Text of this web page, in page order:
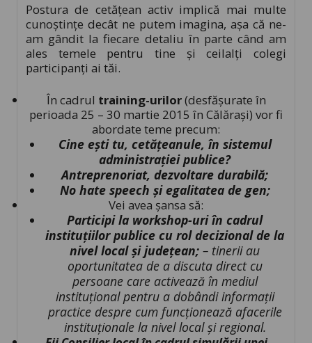
Postura de cetățean activ implică mai multe
cunoștințe decât ne putem imagina, așa că ne-
am gândit la fiecare detaliu în parte când am
ales temele pentru tine și ceilalți colegi
participanți ai tăi.
În cadrul training-urilor(desfășurate în
perioada 25 – 30 martie 2015 în Călărași) vor fi
abordate teme precum:
Cine ești tu, cetățeanule, în sistemul
administrației publice?
Antreprenoriat, dezvoltare durabilă;
No hate speech și egalitatea de gen;
Vei avea șansa să:
Participi la workshop-uri în cadrul
instituțiilor publice cu rol decizional de la
nivel local și județean;– tinerii au
oportunitatea de a discuta direct cu
persoane care activează în mediul
instituțional pentru a dobândi informații
practice despre cum funcționează afacerile
instituționale la nivel local și regional.